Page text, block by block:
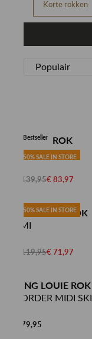
Korte rokken
Bestseller
50% SALE IN STORE
BY-BAR ROK
REVA SKIRT
€ 139,95€ 83,97
50% SALE IN STORE
LABEL DOT ROK
EMI
€ 119,95€ 71,97
KING LOUIE ROK
BORDER MIDI
€ 79,95